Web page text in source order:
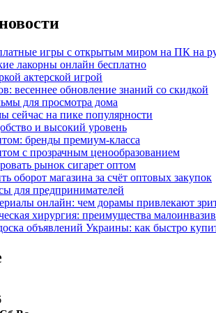
игры с открытым миром на ПК на
лакорны онлайн бесплатно
актерской игрой
весеннее обновление знаний со скидкой
для просмотра дома
сейчас на пике популярности
и высокий уровень
бренды премиум-класса
с прозрачным ценообразованием
рынок сигарет оптом
оборот магазина за счёт оптовых закупок
для предпринимателей
онлайн: чем дорамы привлекают
хирургия: преимущества
объявлений Украины: как быстро